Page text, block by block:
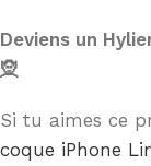
Deviens un
🧝
Si tu aimes ce
coque iPhone